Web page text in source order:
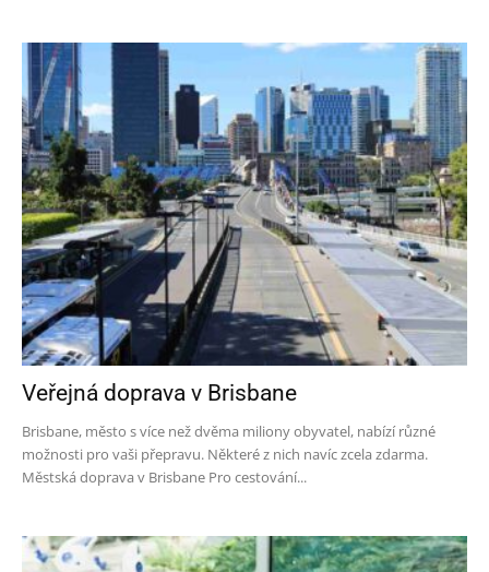
Veřejná doprava v Brisbane
Brisbane, město s více než dvěma miliony obyvatel, nabízí různé
možnosti pro vaši přepravu. Některé z nich navíc zcela zdarma.
Městská doprava v Brisbane Pro cestování...